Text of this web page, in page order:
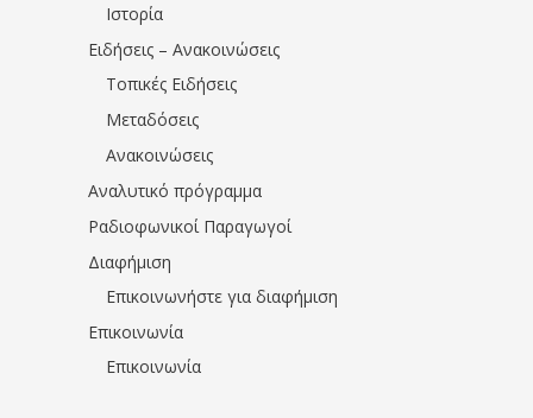
Ιστορία
Ειδήσεις – Ανακοινώσεις
Τοπικές Ειδήσεις
Μεταδόσεις
Ανακοινώσεις
Αναλυτικό πρόγραμμα
Ραδιοφωνικοί Παραγωγοί
Διαφήμιση
Επικοινωνήστε για διαφήμιση
Επικοινωνία
Επικοινωνία